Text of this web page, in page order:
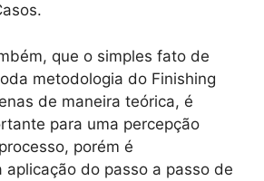
que o simples fato de
metodologia do Finishing
de maneira teórica, é
para uma percepção
porém é
aplicação do passo a passo de